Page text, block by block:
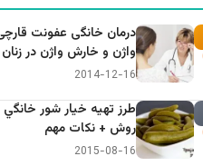
درمان خانگی عفونت
واژن و خارش واژن در
راهنمای کامل، ایمن و
2014-12-16
روش + نكات مهم
2015-08-16